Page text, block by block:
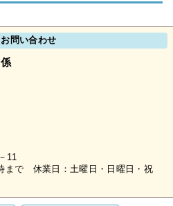
問い合わせ
11
まで 休業日：土曜日・日曜日・祝